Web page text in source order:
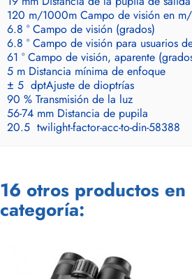
120 m/1000m Campo de visión en
6.8 ° Campo de visión (grados)
6.8 ° Campo de visión para usuarios
61 ° Campo de visión, aparente
5 m Distancia mínima de enfoque
± 5 dptAjuste de dioptrías
90 % Transmisión de la luz
56-74 mm Distancia de pupila
20.5 twilight-factor-acc-to-din-58388
16 otros productos en
categoría: